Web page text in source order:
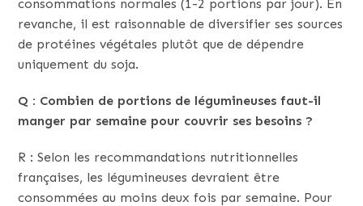
consommations normales (1-2 portions par jour). En
revanche, il est raisonnable de diversifier ses sources
de protéines végétales plutôt que de dépendre
uniquement du soja.
Q : Combien de portions de légumineuses faut-il
manger par semaine pour couvrir ses besoins ?
R : Selon les recommandations nutritionnelles
françaises, les légumineuses devraient être
consommées au moins deux fois par semaine. Pour